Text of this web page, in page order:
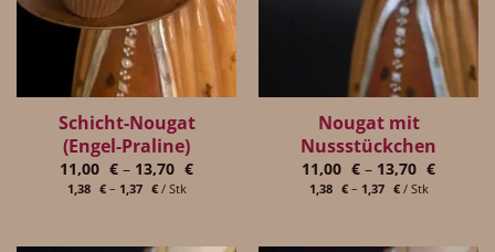
Schicht-Nougat
(Engel-Praline)
11,00 € – 13,70 €
1,38 €– 1,37 €/ Stk
Nougat mit
Nussstückchen
11,00 € – 13,70 €
1,38 €– 1,37 €/ Stk